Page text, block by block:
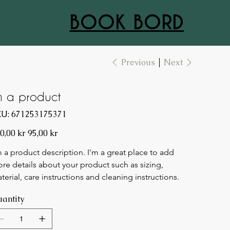
BOOK BORD
Previous Next
a product
SKU
671253175371
671253175371
kr Sale
price
95,00 kr
a product description. I'm a great place to add
details about your product such as sizing,
care instructions and cleaning instructions.